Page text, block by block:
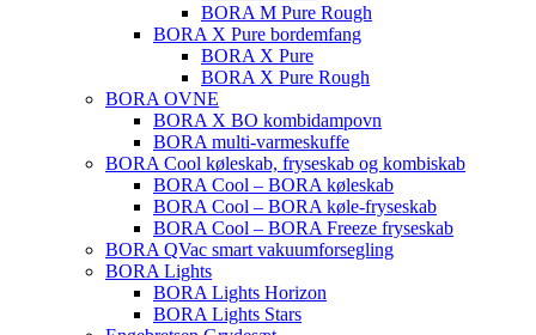
BORA M Pure Rough
BORA X Pure bordemfang
BORA X Pure
BORA X Pure Rough
BORA OVNE
BORA X BO kombidampovn
BORA multi-varmeskuffe
BORA Cool køleskab, fryseskab og kombiskab
BORA Cool – BORA køleskab
BORA Cool – BORA køle-fryseskab
BORA Cool – BORA Freeze fryseskab
BORA QVac smart vakuumforsegling
BORA Lights
BORA Lights Horizon
BORA Lights Stars